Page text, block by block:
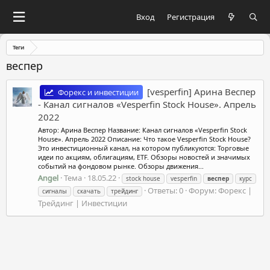
Вход Регистрация
Теги
веспер
Форекс и инвестиции
[vesperfin] Арина Веспер
- Канал сигналов «Vesperfin Stock House». Апрель
2022
Автор: Арина Веспер Название: Канал сигналов «Vesperfin Stock
House». Апрель 2022 Описание: Что такое Vesperfin Stock House?
Это инвестиционный канал, на котором публикуются: Торговые
идеи по акциям, облигациям, ETF. Обзоры новостей и значимых
событий на фондовом рынке. Обзоры движения...
Angel Тема 18.05.22 stock house vesperfin веспер
курс
сигналы
скачать трейдинг Ответы: 0 Форум:Форекс |
Трейдинг | Инвестиции